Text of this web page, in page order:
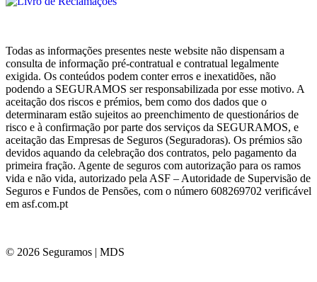
Todas as informações presentes neste website não dispensam a
consulta de informação pré-contratual e contratual legalmente
exigida. Os conteúdos podem conter erros e inexatidões, não
podendo a SEGURAMOS ser responsabilizada por esse motivo. A
aceitação dos riscos e prémios, bem como dos dados que o
determinaram estão sujeitos ao preenchimento de questionários de
risco e à confirmação por parte dos serviços da SEGURAMOS, e
aceitação das Empresas de Seguros (Seguradoras). Os prémios são
devidos aquando da celebração dos contratos, pelo pagamento da
primeira fração. Agente de seguros com autorização para os ramos
vida e não vida, autorizado pela ASF – Autoridade de Supervisão de
Seguros e Fundos de Pensões, com o número 608269702 verificável
em asf.com.pt
© 2026 Seguramos | MDS